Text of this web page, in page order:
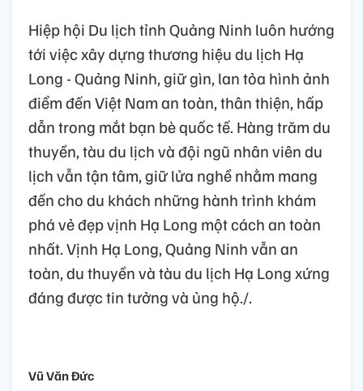
Hiệp hội Du lịch tỉnh Quảng Ninh luôn hướng
tới việc xây dựng thương hiệu du lịch Hạ
Long - Quảng Ninh, giữ gìn, lan tỏa hình ảnh
điểm đến Việt Nam an toàn, thân thiện, hấp
dẫn trong mắt bạn bè quốc tế. Hàng trăm du
thuyền, tàu du lịch và đội ngũ nhân viên du
lịch vẫn tận tâm, giữ lửa nghề nhằm mang
đến cho du khách những hành trình khám
phá vẻ đẹp vịnh Hạ Long một cách an toàn
nhất. Vịnh Hạ Long, Quảng Ninh vẫn an
toàn, du thuyền và tàu du lịch Hạ Long xứng
đáng được tin tưởng và ủng hộ./.
Vũ Văn Đức